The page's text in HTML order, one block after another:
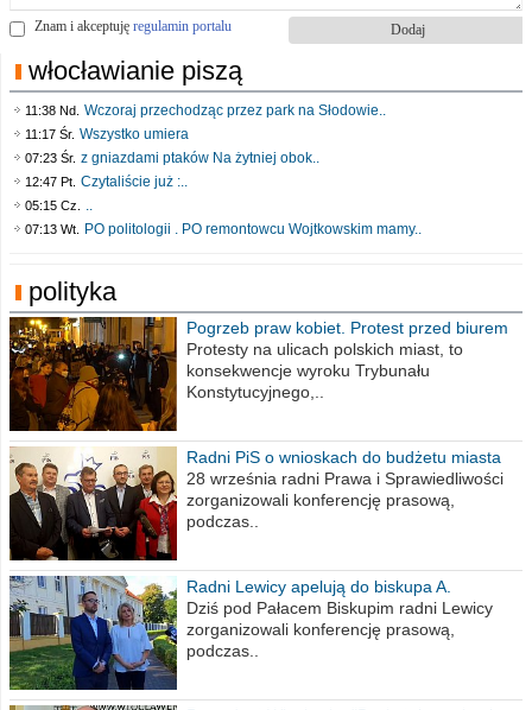
Znam i akceptuję regulamin portalu
włocławianie piszą
11:38 Nd. Wczoraj przechodząc przez park na Słodowie..
11:17 Śr. Wszystko umiera
07:23 Śr. z gniazdami ptaków Na żytniej obok..
12:47 Pt. Czytaliście już :..
05:15 Cz. ..
07:13 Wt. PO politologii . PO remontowcu Wojtkowskim mamy..
polityka
Pogrzeb praw kobiet. Protest przed biurem
poselskim PiS
Protesty na ulicach polskich miast, to
konsekwencje wyroku Trybunału
Konstytucyjnego,..
Radni PiS o wnioskach do budżetu miasta
na 2021 rok
28 września radni Prawa i Sprawiedliwości
zorganizowali konferencję prasową,
podczas..
Radni Lewicy apelują do biskupa A.
Wiesława Meringa
Dziś pod Pałacem Biskupim radni Lewicy
zorganizowali konferencję prasową,
podczas..